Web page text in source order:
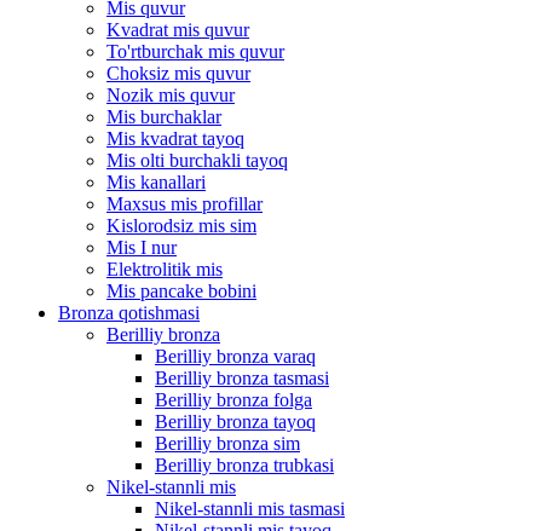
Mis quvur
Kvadrat mis quvur
To'rtburchak mis quvur
Choksiz mis quvur
Nozik mis quvur
Mis burchaklar
Mis kvadrat tayoq
Mis olti burchakli tayoq
Mis kanallari
Maxsus mis profillar
Kislorodsiz mis sim
Mis I nur
Elektrolitik mis
Mis pancake bobini
Bronza qotishmasi
Berilliy bronza
Berilliy bronza varaq
Berilliy bronza tasmasi
Berilliy bronza folga
Berilliy bronza tayoq
Berilliy bronza sim
Berilliy bronza trubkasi
Nikel-stannli mis
Nikel-stannli mis tasmasi